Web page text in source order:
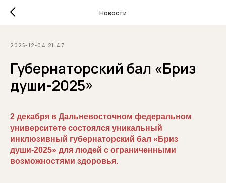
Новости
2025-12-04 21:47
Губернаторский бал «Бриз
души-2025»
2 декабря в Дальневосточном федеральном
университете состоялся уникальный
инклюзивный губернаторский бал «Бриз
души-2025» для людей с ограниченными
возможностями здоровья.